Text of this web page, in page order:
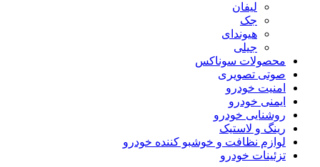
لیفان
جک
هیوندای
جیلی
محصولات سوناکس
صوتی تصویری
امنیت خودرو
ایمنی خودرو
روشنایی خودرو
رینگ و لاستیک
لوازم نظافت و خوشبو کننده خودرو
تزئینات خودرو